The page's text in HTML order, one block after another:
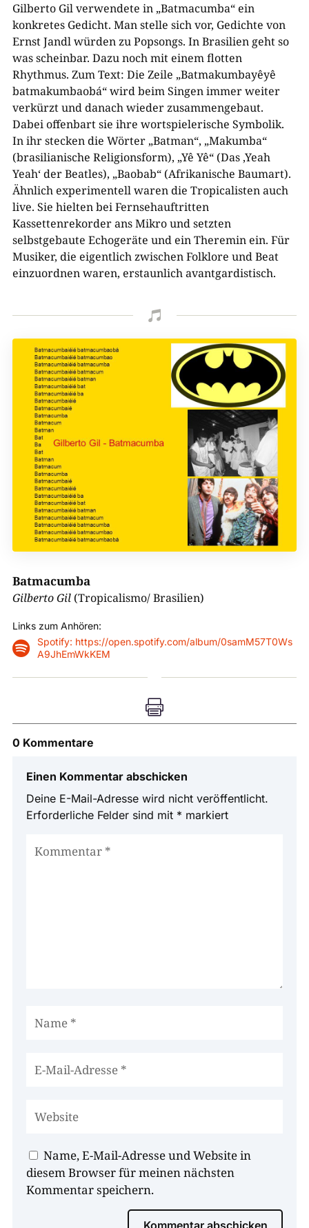
Gilberto Gil verwendete in „Batmacumba“ ein
konkretes Gedicht. Man stelle sich vor, Gedichte von
Ernst Jandl würden zu Popsongs. In Brasilien geht so
was scheinbar. Dazu noch mit einem flotten
Rhythmus. Zum Text: Die Zeile „Batmakumbayêyê
batmakumbaobá“ wird beim Singen immer weiter
verkürzt und danach wieder zusammengebaut.
Dabei offenbart sie ihre wortspielerische Symbolik.
In ihr stecken die Wörter „Batman“, „Makumba“
(brasilianische Religionsform), „Yê Yê“ (Das ‚Yeah
Yeah‘ der Beatles), „Baobab“ (Afrikanische Baumart).
Ähnlich experimentell waren die Tropicalisten auch
live. Sie hielten bei Fernsehauftritten
Kassettenrekorder ans Mikro und setzten
selbstgebaute Echogeräte und ein Theremin ein. Für
Musiker, die eigentlich zwischen Folklore und Beat
einzuordnen waren, erstaunlich avantgardistisch.

Batmacumba
Gilberto Gil (Tropicalismo/ Brasilien)
Links zum Anhören:

Spotify: https://open.spotify.com/album/0samM57T0Ws
A9JhEmWkKEM

0 Kommentare
Einen Kommentar abschicken
Deine E-Mail-Adresse wird nicht veröffentlicht.
Erforderliche Felder sind mit * markiert
Name, E-Mail-Adresse und Website in
diesem Browser für meinen nächsten
Kommentar speichern.